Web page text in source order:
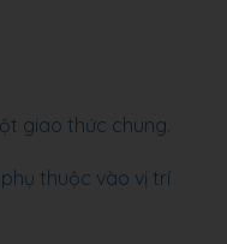
giao thức chung.
thuộc vào vị trí